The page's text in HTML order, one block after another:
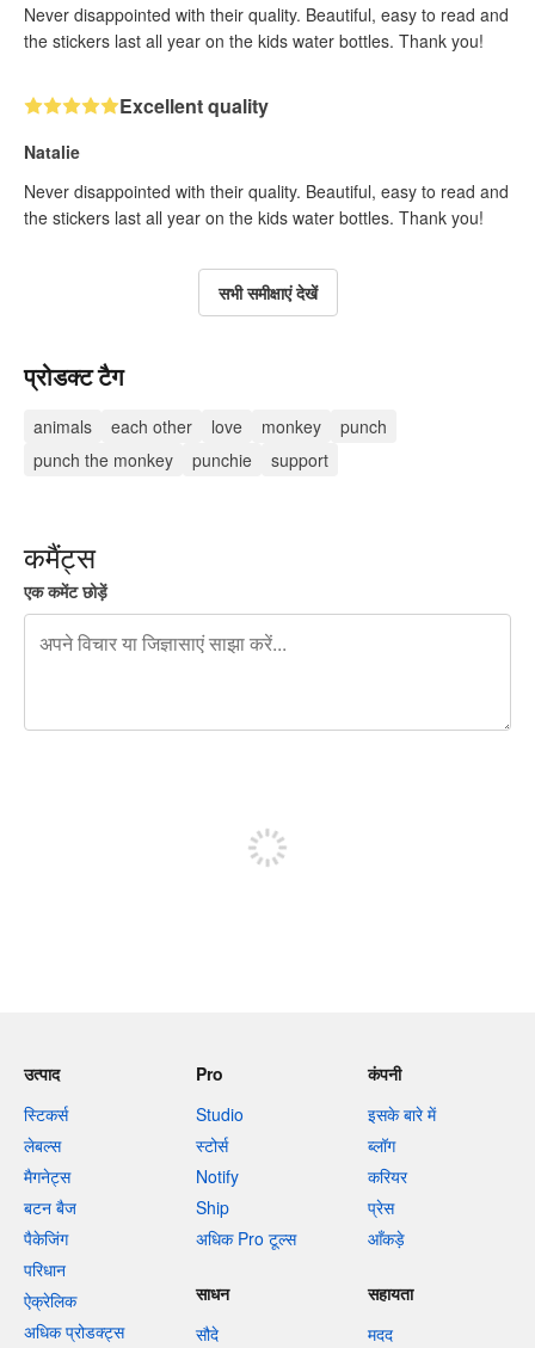
Never disappointed with their quality. Beautiful, easy to read and
the stickers last all year on the kids water bottles. Thank you!
Excellent quality
Natalie
Never disappointed with their quality. Beautiful, easy to read and
the stickers last all year on the kids water bottles. Thank you!
सभी समीक्षाएं देखें
प्रोडक्ट टैग
animals each other love monkey
punch
punch the monkey
punchie support
कमैंट्स
एक कमेंट छोड़ें
उत्पाद
स्टिकर्स
लेबल्स
मैगनेट्स
बटन बैज
पैकेजिंग
परिधान
ऐक्रेलिक
अधिक प्रोडक्ट्स
Pro
Studio
स्टोर्स
Notify
Ship
अधिक Pro टूल्स
कंपनी
इसके बारे में
ब्लॉग
करियर
प्रेस
आँकड़े
साधन
सौदे
सहायता
मदद